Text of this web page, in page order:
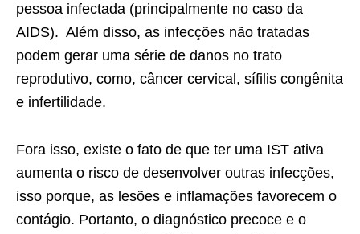
pessoa infectada (principalmente no caso da
AIDS). Além disso, as infecções não tratadas
podem gerar uma série de danos no trato
reprodutivo, como, câncer cervical, sífilis congênita
e infertilidade.
Fora isso, existe o fato de que ter uma IST ativa
aumenta o risco de desenvolver outras infecções,
isso porque, as lesões e inflamações favorecem o
contágio. Portanto, o diagnóstico precoce e o